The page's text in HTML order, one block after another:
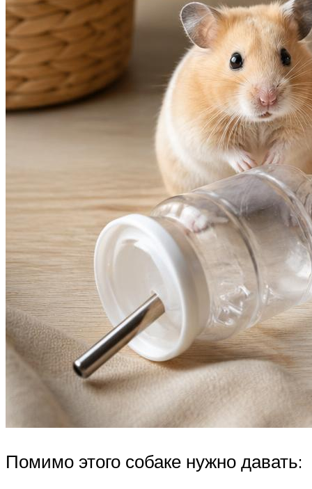
Помимо этого собаке нужно давать: